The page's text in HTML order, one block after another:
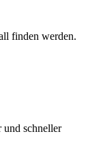
finden werden.
und schneller